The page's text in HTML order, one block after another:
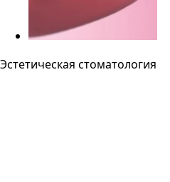
Эстетическая стоматология